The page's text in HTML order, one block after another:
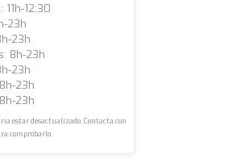
12:30
23h
23h
8h-23h
23h
23h
23h
estar desactualizado. Contacta con
comprobarlo.